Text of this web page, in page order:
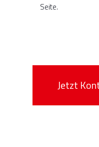
Seite.
Jetzt